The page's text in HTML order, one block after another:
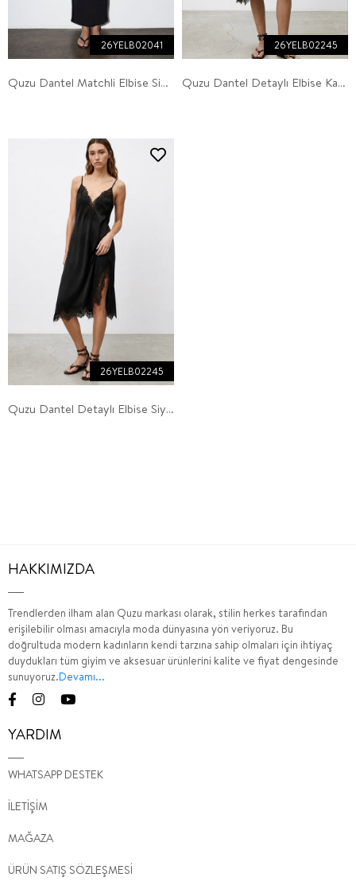
Quzu Dantel Matchli Elbise Siyah
26YELB02041
Quzu Dantel Detaylı Elbise Kahve
26YELB02245
Quzu Dantel Detaylı Elbise Siyah
26YELB02245
HAKKIMIZDA
Trendlerden ilham alan Quzu markası olarak, stilin herkes tarafından
erişilebilir olması amacıyla moda dünyasına yön veriyoruz. Bu
doğrultuda modern kadınların kendi tarzına sahip olmaları için ihtiyaç
duydukları tüm giyim ve aksesuar ürünlerini kalite ve fiyat dengesinde
sunuyoruz.Devamı...
YARDIM
WHATSAPP DESTEK
İLETİŞİM
MAĞAZA
ÜRÜN SATIŞ SÖZLEŞMESİ